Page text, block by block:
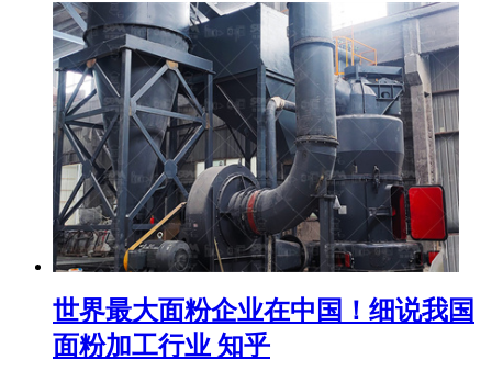
世界最大面粉企业在中国！细说我国
面粉加工行业 知乎